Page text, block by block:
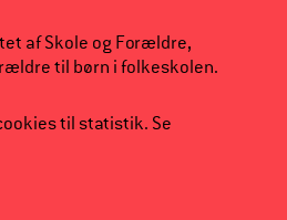
afSkole og Forældre,
til børn i folkeskolen.
til statistik. Se